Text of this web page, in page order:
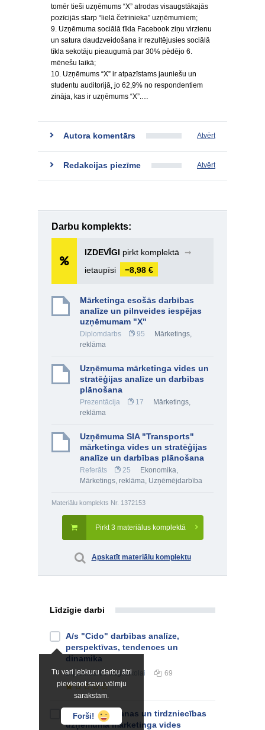
tomēr tieši uzņēmums “X” atrodas visaugstākajās
pozīcijās starp “lielā četrinieka” uzņēmumiem;
9. Uzņēmuma sociālā tīkla Facebook ziņu virzienu
un satura daudzveidošana ir rezultējusies sociālā
tīkla sekotāju pieaugumā par 30% pēdējo 6.
mēnešu laikā;
10. Uzņēmums “X” ir atpazīstams jauniešu un
studentu auditorijā, jo 62,9% no respondentiem
zināja, kas ir uzņēmums “X”.…
Autora komentārs Atvērt
Redakcijas piezīme Atvērt
Darbu komplekts:
IZDEVĪGI pirkt komplektā
➞
ietaupīsi
−8,98 €
Mārketinga esošās darbības
analīze un pilnveides iespējas
uzņēmumam "X"
Diplomdarbs 95
Mārketings,
reklāma
Uzņēmuma mārketinga vides un
stratēģijas analīze un darbības
plānošana
Prezentācija 17
Mārketings,
reklāma
Uzņēmuma SIA "Transports"
mārketinga vides un stratēģijas
analīze un darbības plānošana
Referāts 25 Ekonomika,
Mārketings, reklāma, Uzņēmējdarbība
Materiālu komplekts Nr. 1372153
Pirkt 3 materiālus komplektā
Apskatīt materiālu komplektu
Līdzīgie darbi
Tu vari jebkuru darbu ātri
pievienot savu vēlmju
sarakstam.
Forši!
A/s "Cido" darbības analīze,
perspektīvas, tendences un
dinamika
Diplomdarbsaugstskolai 69
Mēbeļu ražošanas un tirdzniecības
uzņēmuma mārketinga vides